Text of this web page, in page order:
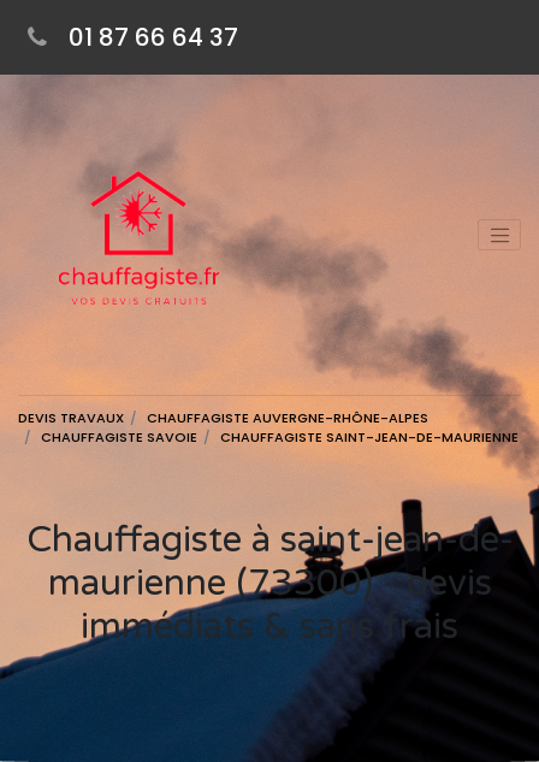
01 87 66 64 37
DEVIS TRAVAUX
CHAUFFAGISTE AUVERGNE-RHÔNE-ALPES
CHAUFFAGISTE SAVOIE
CHAUFFAGISTE SAINT-JEAN-DE-MAURIENNE
Chauffagiste à saint-jean-de-
maurienne (73300) - devis
immédiats & sans frais